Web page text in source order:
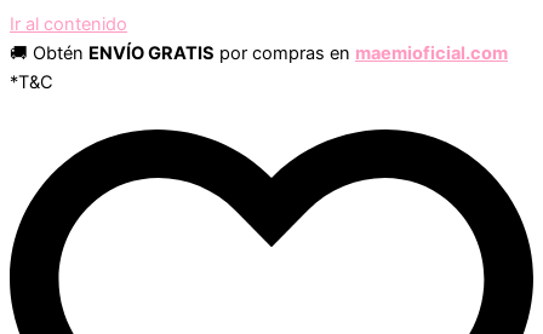
Ir al contenido
🚚 Obtén ENVÍO GRATIS por compras en maemioficial.com
*T&C